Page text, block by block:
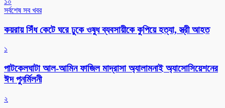
সর্বশেষ সব খবর
কয়রায় সিঁধ কেটে ঘরে ঢুকে ওষুধ ব্যবসায়ীকে কুপিয়ে হত্যা, স্ত্রী আহত
১
পাটকেলঘাটা আল-আমিন ফাজিল মাদ্রাসা অ্যালামনাই অ্যাসোসিয়েশনের
ঈদ পুনর্মিলনী
২